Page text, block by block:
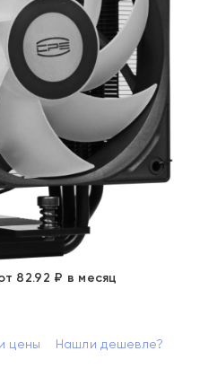
82.92 ₽ в месяц
цены Нашли дешевле?